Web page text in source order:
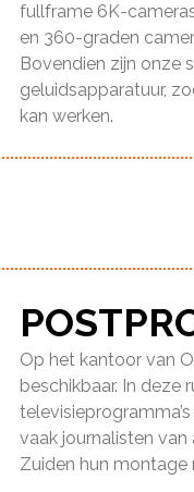
fullframe 6K-
en 360-graden
Bovendien zijn onze
geluidsapparatuur,
kan werken.
Op het kantoor van
beschikbaar. In deze
vaak journalisten
Zuiden hun montage